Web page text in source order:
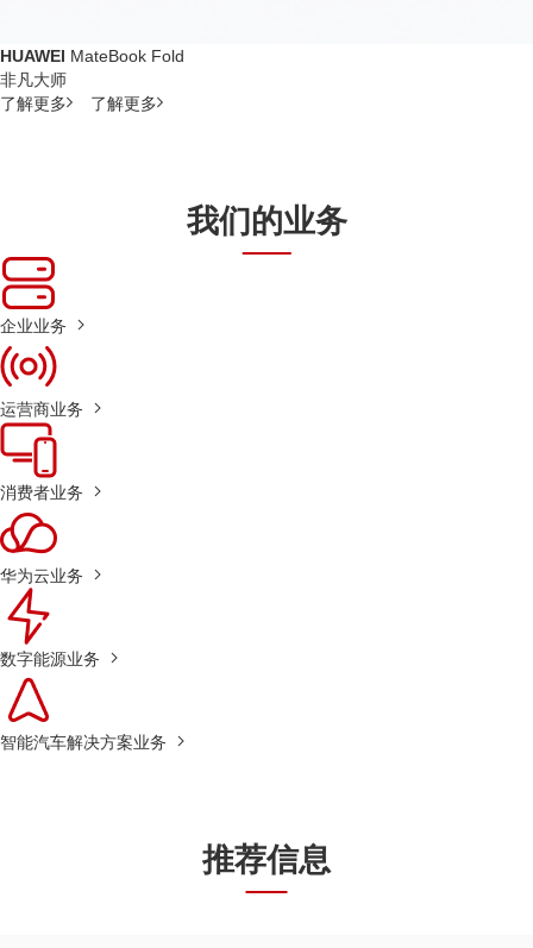
HUAWEI MateBook Fold
非凡大师
了解更多
了解更多
我们的业务
企业业务
运营商业务
消费者业务
华为云业务
数字能源业务
智能汽车解决方案业务
推荐信息